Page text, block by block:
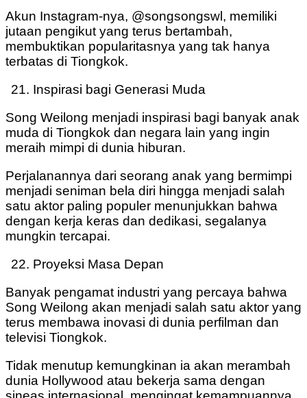
Akun Instagram-nya, @songsongswl, memiliki
jutaan pengikut yang terus bertambah,
membuktikan popularitasnya yang tak hanya
terbatas di Tiongkok.
Inspirasi bagi Generasi Muda
Song Weilong menjadi inspirasi bagi banyak anak
muda di Tiongkok dan negara lain yang ingin
meraih mimpi di dunia hiburan.
Perjalanannya dari seorang anak yang bermimpi
menjadi seniman bela diri hingga menjadi salah
satu aktor paling populer menunjukkan bahwa
dengan kerja keras dan dedikasi, segalanya
mungkin tercapai.
Proyeksi Masa Depan
Banyak pengamat industri yang percaya bahwa
Song Weilong akan menjadi salah satu aktor yang
terus membawa inovasi di dunia perfilman dan
televisi Tiongkok.
Tidak menutup kemungkinan ia akan merambah
dunia Hollywood atau bekerja sama dengan